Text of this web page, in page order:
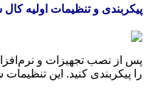
پیکربندی و تنظیمات اولیه
پس از نصب تجهیزات و
را پیکربندی کنید. این